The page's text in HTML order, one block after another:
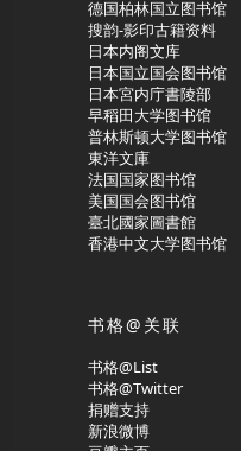
德国柏林国立图书馆
搜韵-影印古籍资料
日本内阁文库
日本国立国会图书馆
日本宮内庁書陵部
早稻田大学图书馆
普林斯顿大学图书馆
東洋文庫
法国国家图书馆
美国国会图书馆
臺北國家圖書館
香港中文大学图书馆
书格@关联
书格@List
书格@Twitter
捐赠支持
新浪微博